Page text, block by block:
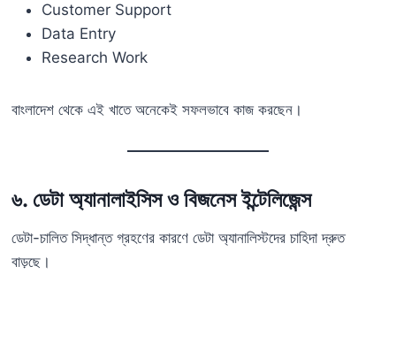
Customer Support
Data Entry
Research Work
বাংলাদেশ থেকে এই খাতে অনেকেই সফলভাবে কাজ করছেন।
৬. ডেটা অ্যানালাইসিস ও বিজনেস ইন্টেলিজেন্স
ডেটা-চালিত সিদ্ধান্ত গ্রহণের কারণে ডেটা অ্যানালিস্টদের চাহিদা দ্রুত
বাড়ছে।